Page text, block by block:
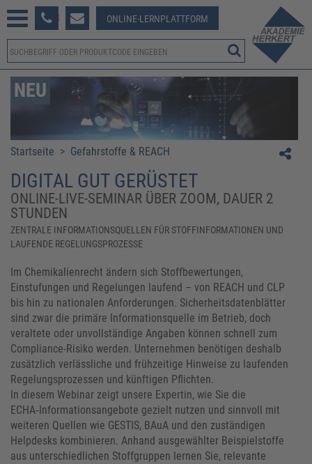
381-123 ONLINE-LERNPLATTFORM
NEU
Startseite > Gefahrstoffe & REACH
DIGITAL GUT GERÜSTET
ONLINE-LIVE-SEMINAR ÜBER ZOOM, DAUER 2
STUNDEN
ZENTRALE INFORMATIONSQUELLEN FÜR STOFFINFORMATIONEN UND
LAUFENDE REGELUNGSPROZESSE
Im Chemikalienrecht ändern sich Stoffbewertungen,
Einstufungen und Regelungen laufend – von REACH und CLP
bis hin zu nationalen Anforderungen. Sicherheitsdatenblätter
sind zwar die primäre Informationsquelle im Betrieb, doch
veraltete oder unvollständige Angaben können schnell zum
Compliance-Risiko werden. Unternehmen benötigen deshalb
zusätzlich verlässliche und frühzeitige Hinweise zu laufenden
Regelungsprozessen und künftigen Pflichten.
In diesem Webinar zeigt unsere Expertin, wie Sie die
ECHA‑Informationsangebote gezielt nutzen und sinnvoll mit
weiteren Quellen wie GESTIS, BAuA und den zuständigen
Helpdesks kombinieren. Anhand ausgewählter Beispielstoffe
aus unterschiedlichen Stoffgruppen lernen Sie, relevante